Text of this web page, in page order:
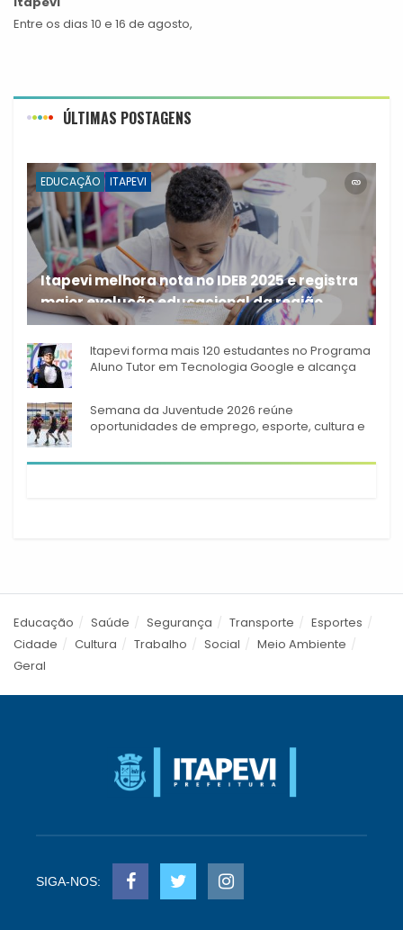
Entre os dias 10 e 16 de agosto,
ÚLTIMAS POSTAGENS
EDUCAÇÃO ITAPEVI
Itapevi melhora nota no IDEB 2025 e registra
maior evolução educacional da região
A rede municipal de ensino
Itapevi forma mais 120 estudantes no Programa
Aluno Tutor em Tecnologia Google e alcança
Semana da Juventude 2026 reúne
oportunidades de emprego, esporte, cultura e
Educação Saúde Segurança Transporte
Esportes
Cidade
Cultura Trabalho Social
Meio Ambiente
Geral
SIGA-NOS: